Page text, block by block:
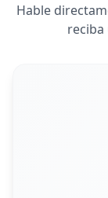
Hable
reciba